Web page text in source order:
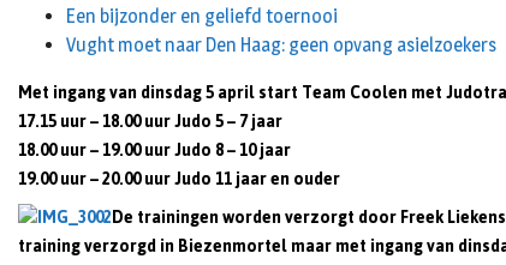
Een bijzonder en geliefd toernooi
Vught moet naar Den Haag: geen opvang asielzoekers
Met ingang vandinsdag 5 aprilstart Team Coolen met
17.15 uur – 18.00 uur Judo 5 – 7 jaar
18.00 uur – 19.00 uur Judo 8 – 10 jaar
19.00 uur – 20.00 uur Judo 11 jaar en ouder
De trainingen worden verzorgt door Freek
training verzorgd in Biezenmortel maar met ingang van